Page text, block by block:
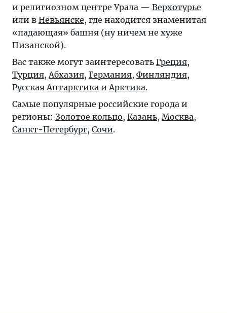
и религиозном центре Урала — Верхотурье
или в Невьянске, где находится знаменитая
«падающая» башня (ну ничем не хуже
Пизанской).
Вас также могут заинтересовать Греция,
Турция,Абхазия, Германия, Финляндия,
РусскаяАнтарктика иАрктика.
Самые популярные российские города и
регионы: Золотое кольцо, Казань, Москва,
Санкт-Петербург, Сочи.